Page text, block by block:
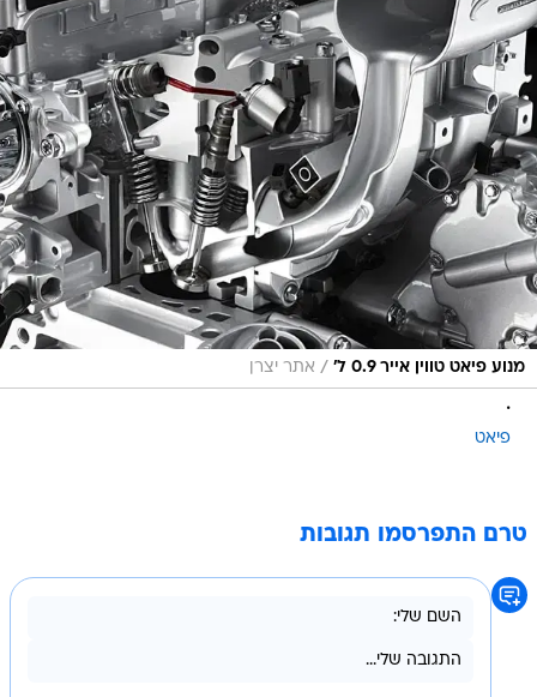
מנוע פיאט טווין אייר 0.9 ל' / אתר יצרן
.
פיאט
טרם התפרסמו תגובות